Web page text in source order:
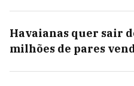
Havaianas quer sair
milhões de pares